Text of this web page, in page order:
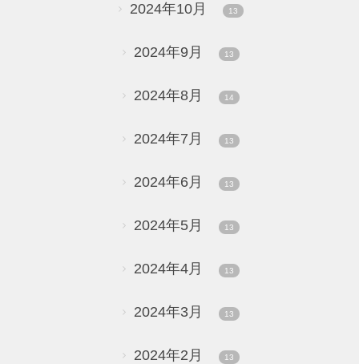
2024年10月 13
2024年9月 13
2024年8月 14
2024年7月 13
2024年6月 13
2024年5月 13
2024年4月 13
2024年3月 13
2024年2月 13